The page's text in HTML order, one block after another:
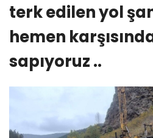
terk edilen yol
hemen
sapıyoruz ..